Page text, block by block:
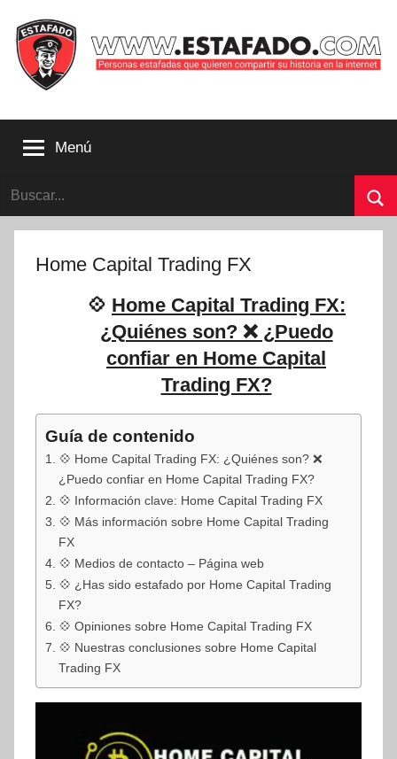
contenido
que
compartir
su
Menú
Buscar:
Home Capital Trading FX
💠 Home Capital Trading FX:
¿Quiénes son? ❌ ¿Puedo
confiar en Home Capital
Trading FX?
Guía de contenido
💠 Home Capital Trading FX: ¿Quiénes son? ❌
¿Puedo confiar en Home Capital Trading FX?
💠 Información clave: Home Capital Trading FX
💠 Más información sobre Home Capital Trading
FX
💠 Medios de contacto – Página web
💠 ¿Has sido estafado por Home Capital Trading
FX?
💠 Opiniones sobre Home Capital Trading FX
💠 Nuestras conclusiones sobre Home Capital
Trading FX